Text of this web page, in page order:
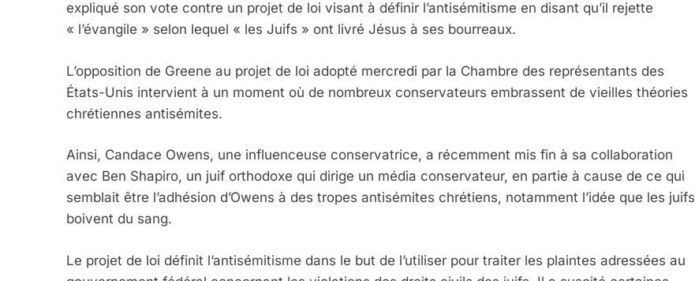
expliqué son vote contre un projet de loi visant à définir l’antisémitisme en disant qu’il rejette
« l’évangile » selon lequel « les Juifs » ont livré Jésus à ses bourreaux.
L’opposition de Greene au projet de loi adopté mercredi par la Chambre des représentants des
États-Unis intervient à un moment où de nombreux conservateurs embrassent de vieilles théories
chrétiennes antisémites.
Ainsi, Candace Owens, une influenceuse conservatrice, a récemment mis fin à sa collaboration
avec Ben Shapiro, un juif orthodoxe qui dirige un média conservateur, en partie à cause de ce qui
semblait être l’adhésion d’Owens à des tropes antisémites chrétiens, notamment l’idée que les juifs
boivent du sang.
Le projet de loi définit l’antisémitisme dans le but de l’utiliser pour traiter les plaintes adressées au